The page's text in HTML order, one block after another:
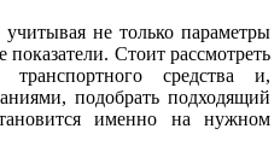
не только параметры
Стоит рассмотреть
средства и,
подобрать подходящий
именно на нужном